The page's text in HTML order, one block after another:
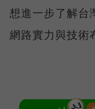
想進一步了解台
網路實力與技術